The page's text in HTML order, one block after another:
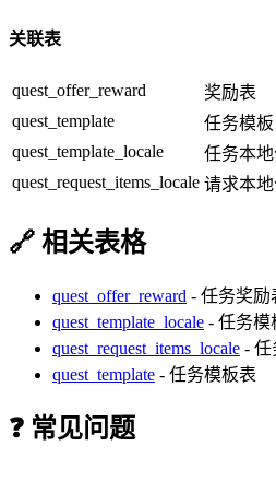
关联表
quest_offer_reward
奖励表
quest_template
任务模板
quest_template_locale
任务本
quest_request_items_locale 请求本
🔗 相关表格
quest_offer_reward - 任务奖励
quest_template_locale - 任务模
quest_request_items_locale - 任
quest_template - 任务模板表
❓ 常见问题